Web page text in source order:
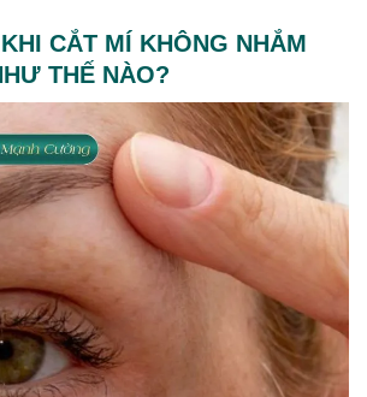
CẮT MÍ KHÔNG NHẮM
THẾ NÀO?